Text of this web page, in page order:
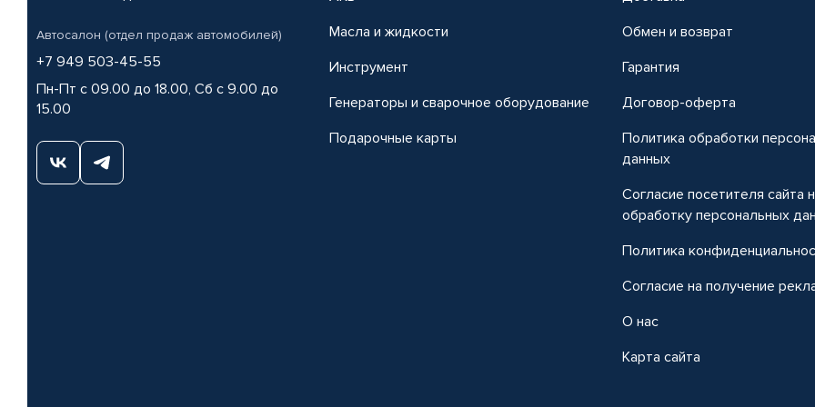
Автосалон (отдел продаж автомобилей)
+7 949 503-45-55
Пн-Пт с 09.00 до 18.00, Сб с 9.00 до
15.00
Масла и жидкости
Инструмент
Генераторы и сварочное оборудование
Подарочные карты
Обмен и возврат
Гарантия
Договор-оферта
Политика обработки
данных
Согласие посетителя сайта
обработку персональных
Политика
Согласие на получение
О нас
Карта сайта